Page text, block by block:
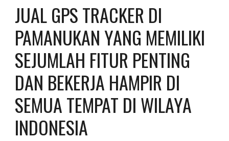
JUAL GPS TRACKER DI
PAMANUKAN YANG MEMILIKI
SEJUMLAH FITUR PENTING
DAN BEKERJA HAMPIR DI
SEMUA TEMPAT DI WILAYA
INDONESIA